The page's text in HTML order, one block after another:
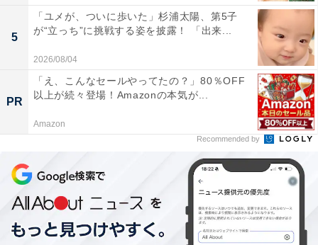
5
「ユメが、ついに歩いた」杉浦太陽、第5子
が“立っち”に挑戦する姿を披露！ 「出来...
2026/08/04
PR
「え、こんなセールやってたの？」80％OFF
以上が続々登場！Amazonの本気が...
Amazon
Recommended by